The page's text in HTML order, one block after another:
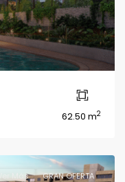
62.50 m2
Ver Más GRAN OFERTA